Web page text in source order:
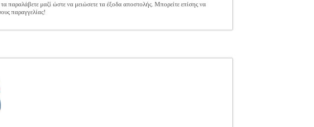
παραλάβετε μαζί ώστε να μειώσετε τα έξοδα αποστολής. Μπορείτε επίσης να
παραγγελίας!